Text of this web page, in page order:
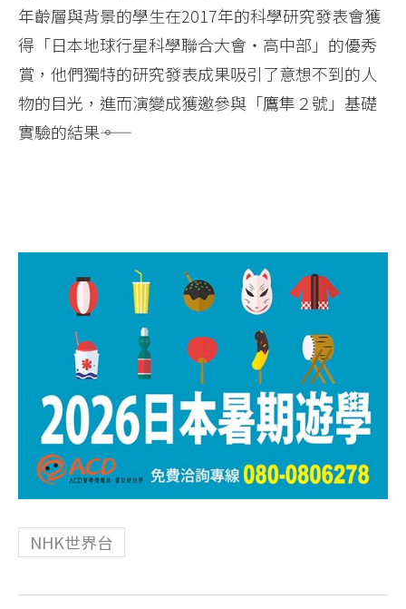
年齡層與背景的學生在2017年的科學研究發表會獲
得「日本地球行星科學聯合大會・高中部」的優秀
賞，他們獨特的研究發表成果吸引了意想不到的人
物的目光，進而演變成獲邀參與「鷹隼２號」基礎
實驗的結果――。
NHK世界台